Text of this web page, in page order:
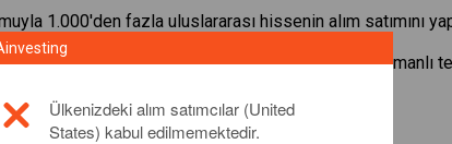
1.000'den fazla uluslararası hissenin alım satımını
Bank of America Corporation. Gerçek zamanlı
bilgi için lütfenclick here
Ülkenizdeki alım satımcılar (United
States) kabul edilmemektedir.